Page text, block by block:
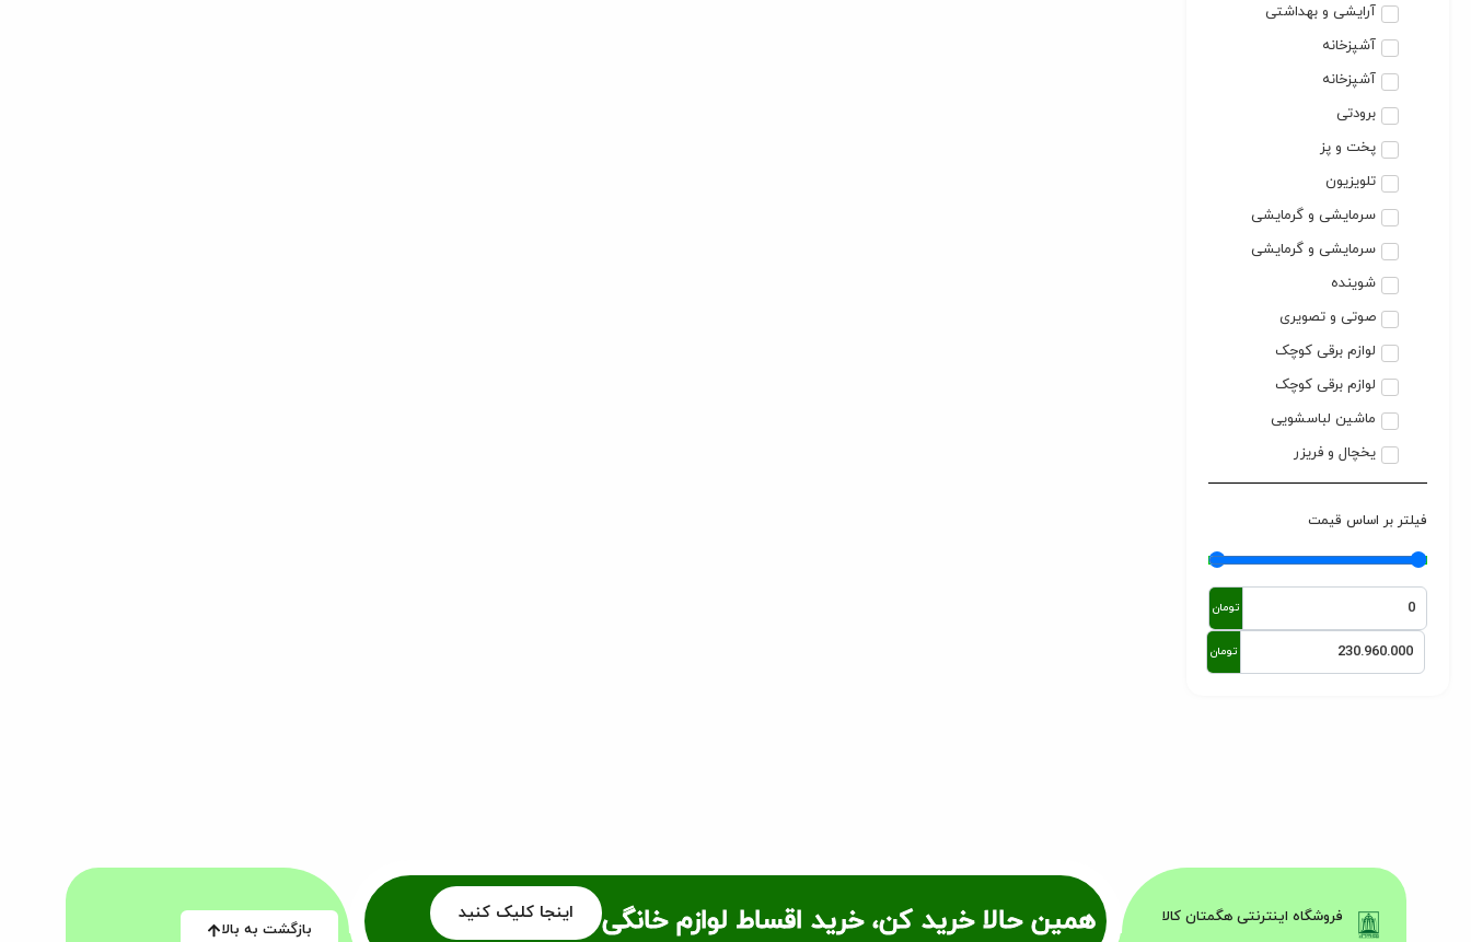
آرایشی و بهداشتی
آشپزخانه
آشپزخانه
برودتی
پخت و پز
تلویزیون
سرمایشی و گرمایشی
سرمایشی و گرمایشی
شوینده
صوتی و تصویری
لوازم برقی کوچک
لوازم برقی کوچک
ماشین لباسشویی
یخچال و فریزر
فیلتر بر اساس قیمت
تومان
تومان
همین حالا خرید کن، خرید اقساط لوازم خانگی اینجا کلیک کنید فروشگاه اینترنتی هگمتان کالا
بازگشت به بالا